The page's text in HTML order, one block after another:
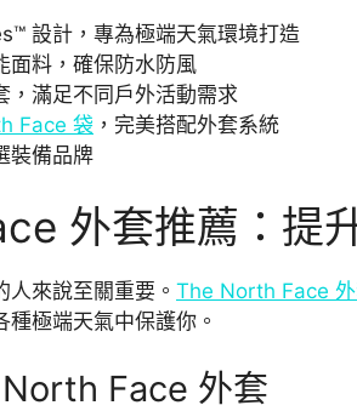
設計，專為極端天氣環境打造
面料，確保防水防風
，滿足不同戶外活動需求
Face 袋 ，完美搭配外套系統
裝備品牌
外套推薦：提
來說至關重要。 The North Face
極端天氣中保護你。
Face 外套